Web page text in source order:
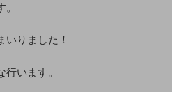
いりました！
います。